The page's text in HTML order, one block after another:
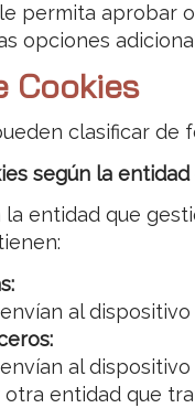
permita aprobar
opciones
Cookies
clasificar
según la
la entidad que
al
al
otra entidad que